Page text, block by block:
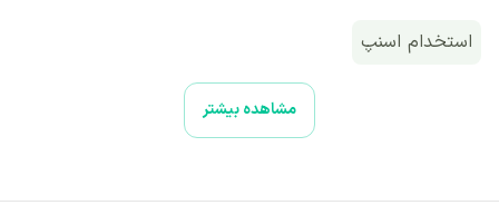
استخدام اسنپ
مشاهده بیشتر